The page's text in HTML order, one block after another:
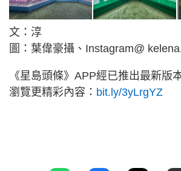
文：淳
圖：葉偉豪攝、Instagram@
《星島頭條》APP經已推出最新版
瀏覽更精彩內容： bit.ly/3yLrgYZ